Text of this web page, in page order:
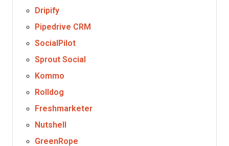
Dripify
Pipedrive CRM
SocialPilot
Sprout Social
Kommo
Rolldog
Freshmarketer
Nutshell
GreenRope